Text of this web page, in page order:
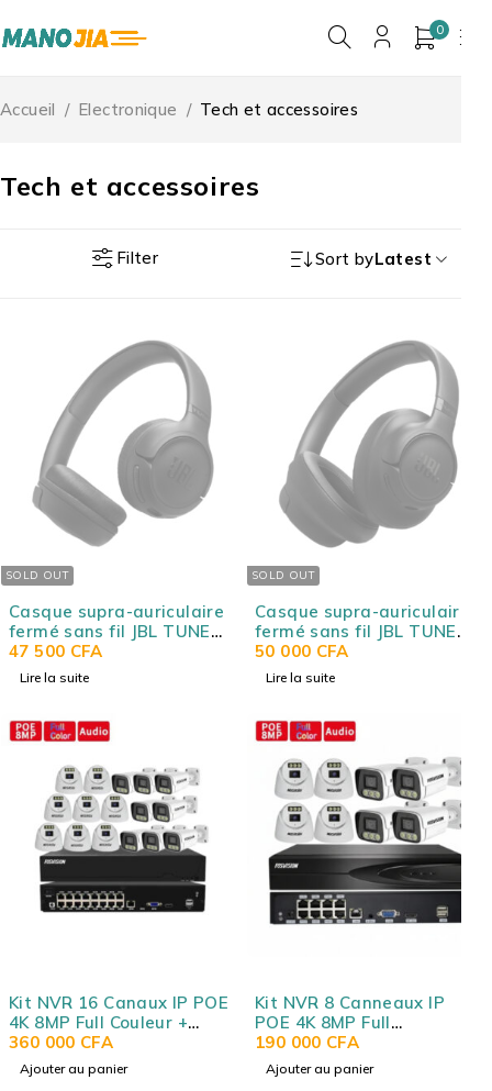
0
Tech et accessoires
Accueil / Electronique / Tech et accessoires
Filter Sort byLatest
SOLD OUT
Casque supra-auriculaire
fermé sans fil JBL TUNE
530BT- Bluetooth 6.0 -
Commandes/Micro -
47 500 CFA
Lire la suite
SOLD OUT
Casque supra-auriculaire
fermé sans fil JBL TUNE
730BT- Bluetooth 6.0 -
Commandes/Micro -
50 000 CFA
Lire la suite
Kit NVR 16 Canaux IP POE
4K 8MP Full Couleur +
Audio Fosvision Kit 16Ch
Nvr Poe 4K 8M Fs-
3388/6f88n-Pls
360 000 CFA
Ajouter au panier
Kit NVR 8 Canneaux IP
POE 4K 8MP Full
Couleur+Audio FOSVISION
NVR 8CH POE 4K 8MP FS-
3388/6F88N-PLS kit8
190 000 CFA
Ajouter au panier